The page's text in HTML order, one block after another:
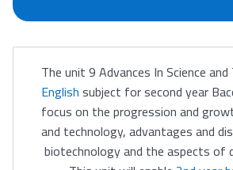
The unit 9 Advances In Science
Englishsubject for second year
focus on the progression and
and technology, advantages and
biotechnology and the aspects of